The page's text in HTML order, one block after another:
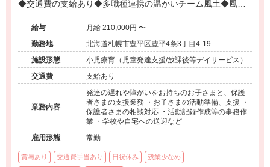
◆交通費の支給あり◆多職種連携の温かいチーム風土◆風通
る環境◆プライベートとの両立が可能な働き方
給与
月給 210,000円 〜
勤務地
北海道札幌市豊平区豊平4条3丁目4-19
施設形態
小児療育（児童発達支援/放課後等デイサービス）
交通費
支給あり
業務内容
発達の遅れや障がいをお持ちのお子さまと、保護
者さまの支援業務 ・お子さまの活動準備、支援 ・
保護者さまの相談対応 ・活動記録作成等の事務作
業 ・学校や自宅への送迎など
雇用形態
常勤
賞与あり 交通費手当あり 日祝休み 残業少なめ